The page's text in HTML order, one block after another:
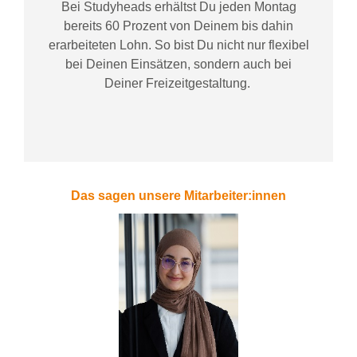
Bei Studyheadserhältst Du jeden Montag
bereits 60 Prozent von Deinem bis dahin
erarbeiteten Lohn. So bist Du nicht nur flexibel
bei Deinen Einsätzen, sondern auch bei
DeinerFreizeitgestaltung.
Das sagen unsere Mitarbeiter:innen